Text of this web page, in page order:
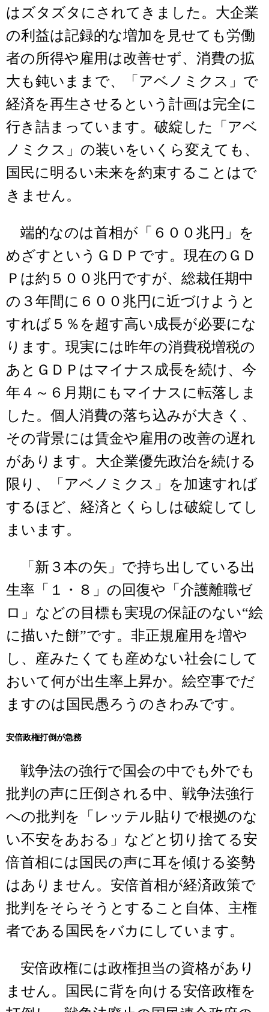
はズタズタにされてきました。大企業
の利益は記録的な増加を見せても労働
者の所得や雇用は改善せず、消費の拡
大も鈍いままで、「アベノミクス」で
経済を再生させるという計画は完全に
行き詰まっています。破綻した「アベ
ノミクス」の装いをいくら変えても、
国民に明るい未来を約束することはで
きません。
端的なのは首相が「６００兆円」を
めざすというＧＤＰです。現在のＧＤ
Ｐは約５００兆円ですが、総裁任期中
の３年間に６００兆円に近づけようと
すれば５％を超す高い成長が必要にな
ります。現実には昨年の消費税増税の
あとＧＤＰはマイナス成長を続け、今
年４～６月期にもマイナスに転落しま
した。個人消費の落ち込みが大きく、
その背景には賃金や雇用の改善の遅れ
があります。大企業優先政治を続ける
限り、「アベノミクス」を加速すれば
するほど、経済とくらしは破綻してし
まいます。
「新３本の矢」で持ち出している出
生率「１・８」の回復や「介護離職ゼ
ロ」などの目標も実現の保証のない“絵
に描いた餅”です。非正規雇用を増や
し、産みたくても産めない社会にして
おいて何が出生率上昇か。絵空事でだ
ますのは国民愚ろうのきわみです。
安倍政権打倒が急務
戦争法の強行で国会の中でも外でも
批判の声に圧倒される中、戦争法強行
への批判を「レッテル貼りで根拠のな
い不安をあおる」などと切り捨てる安
倍首相には国民の声に耳を傾ける姿勢
はありません。安倍首相が経済政策で
批判をそらそうとすること自体、主権
者である国民をバカにしています。
安倍政権には政権担当の資格があり
ません。国民に背を向ける安倍政権を